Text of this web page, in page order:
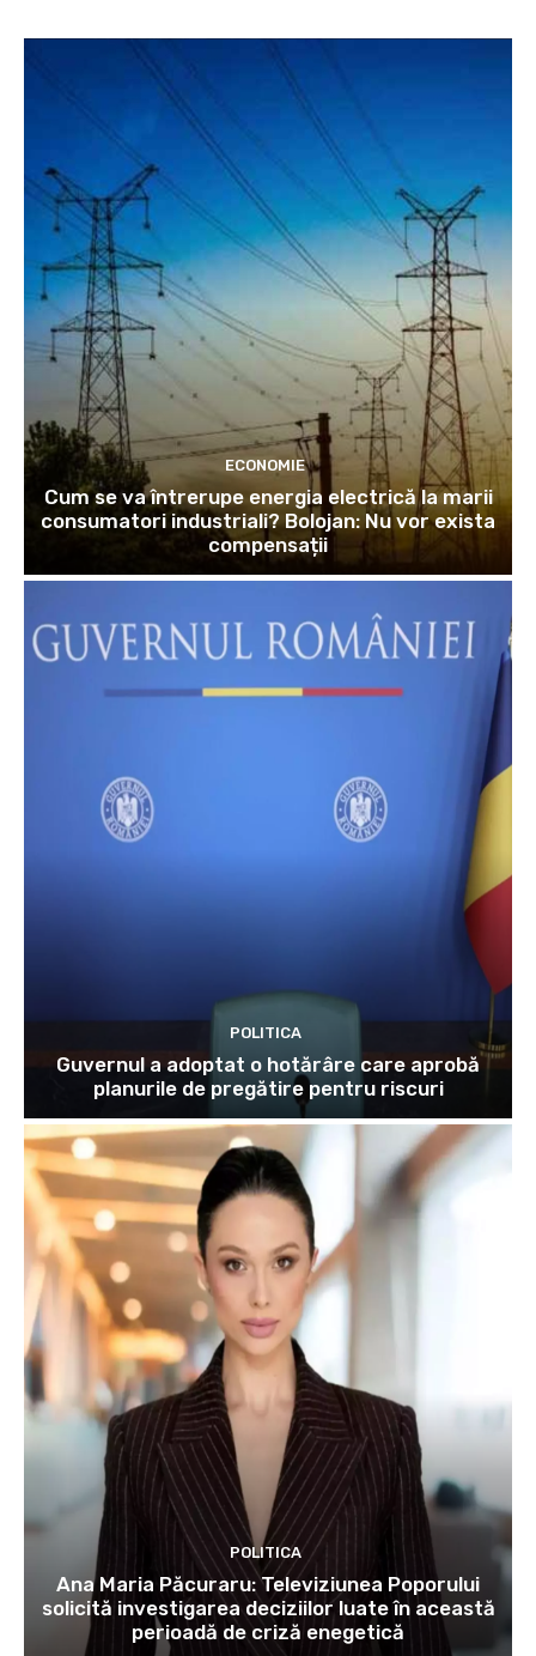
ECONOMIE
Cum se va întrerupe energia electrică la marii
consumatori industriali? Bolojan: Nu vor exista
compensații
POLITICA
Guvernul a adoptat o hotărâre care aprobă
planurile de pregătire pentru riscuri
POLITICA
Ana Maria Păcuraru: Televiziunea Poporului
solicită investigarea deciziilor luate în această
perioadă de criză enegetică